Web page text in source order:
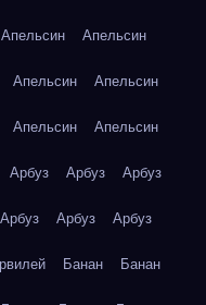
Апельсин Апельсин
Апельсин Апельсин
Апельсин Апельсин
Арбуз Арбуз Арбуз
Арбуз Арбуз Арбуз
Банан Банан